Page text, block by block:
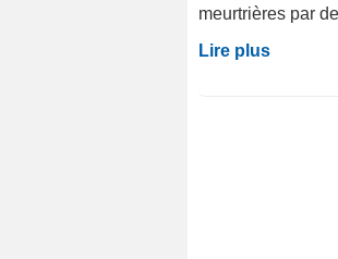
meurtrières par
Lire plus